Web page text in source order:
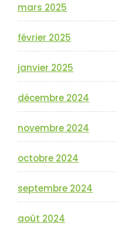
mars 2025
février 2025
janvier 2025
décembre 2024
novembre 2024
octobre 2024
septembre 2024
août 2024